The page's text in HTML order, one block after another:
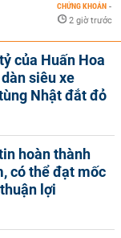
CHỨNG KHOÁN -
2 giờ trước
của Huấn Hoa
siêu xe
Nhật đắt đỏ
hoàn thành
có thể đạt mốc
lợi